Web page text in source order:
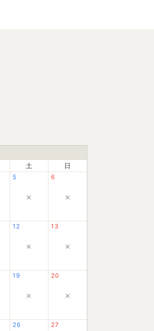
土 日
5
×
6
×
12
×
13
×
19
×
20
×
26 27